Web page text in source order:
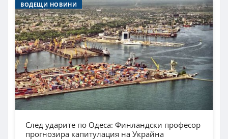
ВОДЕЩИ НОВИНИ
След ударите по Одеса: Финландски професор
прогнозира капитулация на Украйна